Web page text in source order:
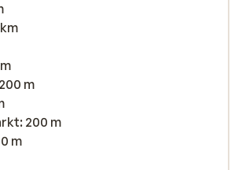
m
200 m
m